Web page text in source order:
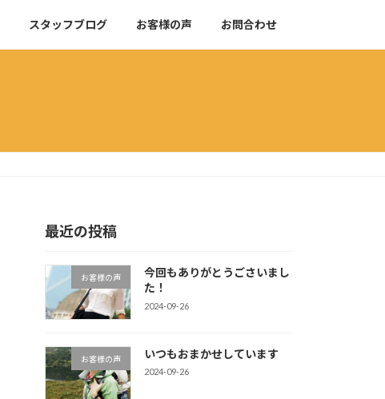
スタッフブログ お客様の声 お問合わせ
最近の投稿
お客様の声
今回もありがとうごさいまし
た！
2024-09-26
お客様の声 いつもおまかせしています
2024-09-26